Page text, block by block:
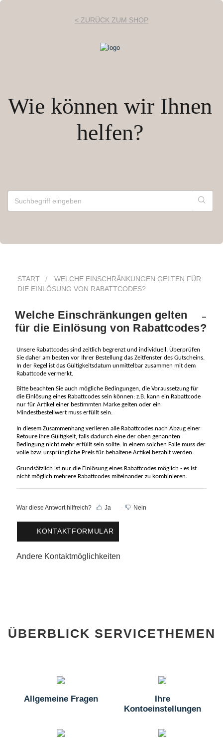
< ZURÜCK ZUM SHOP
Wie können wir Ihnen
helfen?
START
WELCHE EINSCHRÄNKUNGEN GELTEN FÜR
DIE EINLÖSUNG VON RABATTCODES?
Welche Einschränkungen gelten
für die Einlösung von Rabattcodes?
Unsere Rabattcodes sind zeitlich begrenzt und individuell. Überprüfen
Sie daher am besten vor Ihrer Bestellung das Zeitfenster des Gutscheins.
In der Regel ist das Gültigkeitsdatum unmittelbar zusammen mit dem
Rabattcode vermerkt.
Bitte beachten Sie auch mögliche Bedingungen, die Voraussetzung für
die Einlösung eines Rabattcodes sein können: z.B. kann ein Rabattcode
nur für Artikel einer bestimmten Marke gelten oder ein
Mindestbestellwert muss erfüllt sein.
In diesem Zusammenhang verlieren alle Rabattcodes nach Abzug einer
Retoure ihre Gültigkeit, falls dadurch eine der oben genannten
Bedingung nicht mehr erfüllt sein sollte. In einem solchen Falle muss der
volle bzw. ursprüngliche Preis für behaltene Artikel bezahlt werden.
Grundsätzlich ist nur die Einlösung eines Rabattcodes möglich - es ist
nicht möglich mehrere Rabattcodes miteinander zu kombinieren.
War diese Antwort hilfreich? Ja Nein
KONTAKTFORMULAR
Andere Kontaktmöglichkeiten
ÜBERBLICK SERVICETHEMEN
Allgemeine Fragen
Ihre
Kontoeinstellungen